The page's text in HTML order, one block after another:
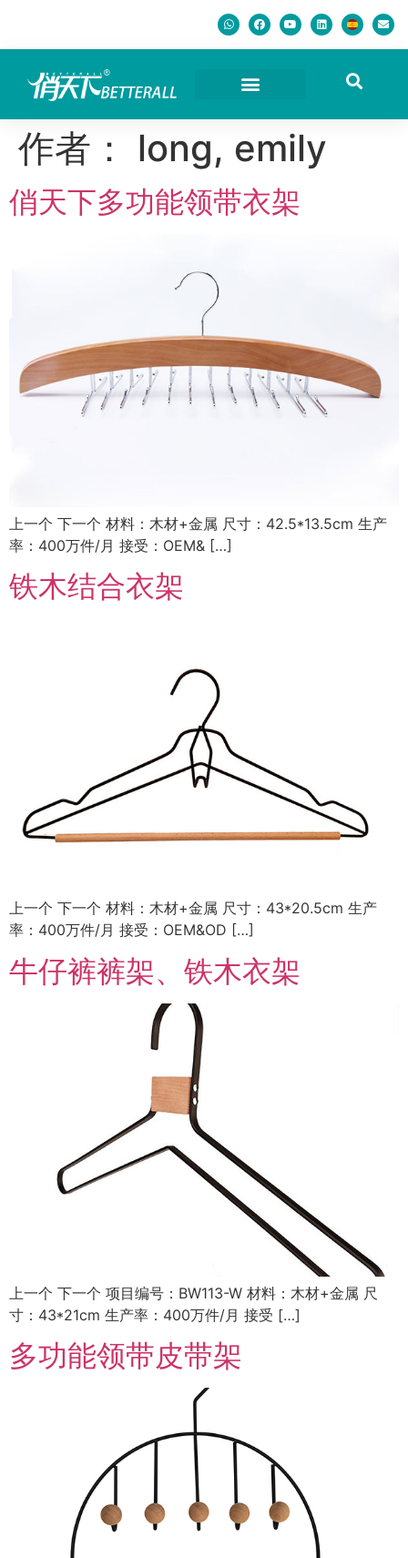
作者： long, emily
俏天下多功能领带衣架
上一个 下一个 材料：木材+金属 尺寸：42.5*13.5cm 生产
率：400万件/月 接受：OEM& […]
铁木结合衣架
上一个 下一个 材料：木材+金属 尺寸：43*20.5cm 生产
率：400万件/月 接受：OEM&OD […]
牛仔裤裤架、铁木衣架
上一个 下一个 项目编号：BW113-W 材料：木材+金属 尺
寸：43*21cm 生产率：400万件/月 接受 […]
多功能领带皮带架